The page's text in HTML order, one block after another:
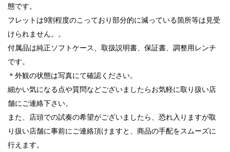
態です。
フレットは9割程度のこっており部分的に減っている箇所等は見受
けられません。。
付属品は純正ソフトケース、取扱説明書、保証書、調整用レンチ
です。
＊外観の状態は写真にて確認ください。
細かい気になる点や質問などございましたらお気軽に取り扱い店
舗にご連絡下さい。
また、店頭での試奏の希望がございましたら、恐れ入りますが取
り扱い店舗に事前にご連絡頂けますと、商品の手配をスムーズに
行えます。